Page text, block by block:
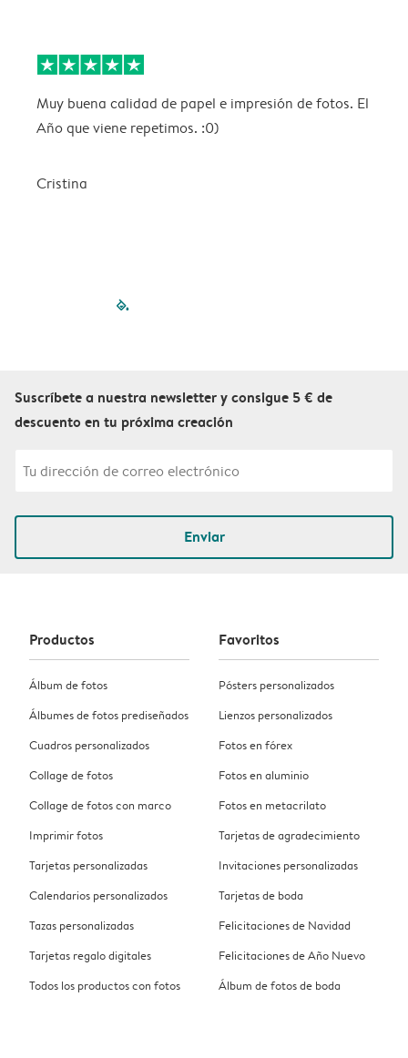
Muy buena calidad de papel e impresión de fotos. El
Año que viene repetimos. :0)
Cristina
filled-pagination
Suscríbete a nuestra newsletter y consigue 5 € de
descuento en tu próxima creación
Enviar
Productos
Álbum de fotos
Álbumes de fotos prediseñados
Cuadros personalizados
Collage de fotos
Collage de fotos con marco
Imprimir fotos
Tarjetas personalizadas
Calendarios personalizados
Tazas personalizadas
Tarjetas regalo digitales
Todos los productos con fotos
Favoritos
Pósters personalizados
Lienzos personalizados
Fotos en fórex
Fotos en aluminio
Fotos en metacrilato
Tarjetas de agradecimiento
Invitaciones personalizadas
Tarjetas de boda
Felicitaciones de Navidad
Felicitaciones de Año Nuevo
Álbum de fotos de boda